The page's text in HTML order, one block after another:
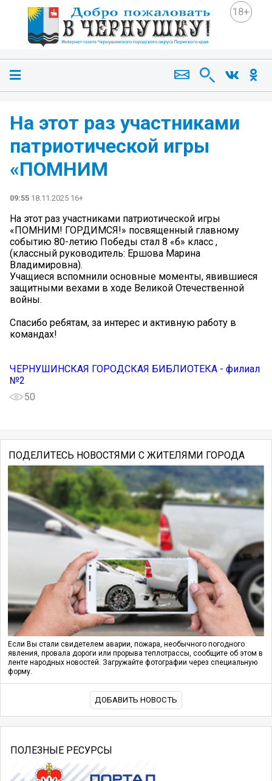
18+
На этот раз участниками
патриотической игры
«ПОМНИМ
09:55 18.11.2025 16+
На этот раз участниками патриотической игры
«ПОМНИМ! ГОРДИМСЯ!» посвященный главному
событию 80-летию Победы стал 8 «б» класс ,
(классный руководитель: Ершова Марина
Владимировна).
Учащиеся вспомнили основные моменты, явившиеся
защитными вехами в ходе Великой Отечественной
войны.
Спасибо ребятам, за интерес и активную работу в
командах!
ЧЕРНУШИНСКАЯ ГОРОДСКАЯ БИБЛИОТЕКА - филиал
№2
50
ПОДЕЛИТЕСЬ НОВОСТЯМИ С ЖИТЕЛЯМИ ГОРОДА
Если Вы стали свидетелем аварии, пожара, необычного погодного
явления, провала дороги или прорыва теплотрассы, сообщите об этом в
ленте народных новостей. Загружайте фотографии через специальную
форму.
ДОБАВИТЬ НОВОСТЬ
ПОЛЕЗНЫЕ РЕСУРСЫ